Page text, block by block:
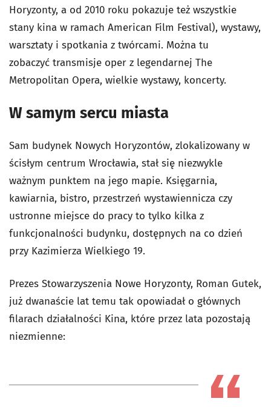
Horyzonty, a od 2010 roku pokazuje też wszystkie
stany kina w ramach American Film Festival), wystawy,
warsztaty i spotkania z twórcami. Można tu
zobaczyć transmisje oper z legendarnej The
Metropolitan Opera, wielkie wystawy, koncerty.
W samym sercu miasta
Sam budynek Nowych Horyzontów, zlokalizowany w
ścisłym centrum Wrocławia, stał się niezwykle
ważnym punktem na jego mapie. Księgarnia,
kawiarnia, bistro, przestrzeń wystawiennicza czy
ustronne miejsce do pracy to tylko kilka z
funkcjonalności budynku, dostępnych na co dzień
przy Kazimierza Wielkiego 19.
Prezes Stowarzyszenia Nowe Horyzonty, Roman Gutek,
już dwanaście lat temu tak opowiadał o głównych
filarach działalności Kina, które przez lata pozostają
niezmienne: